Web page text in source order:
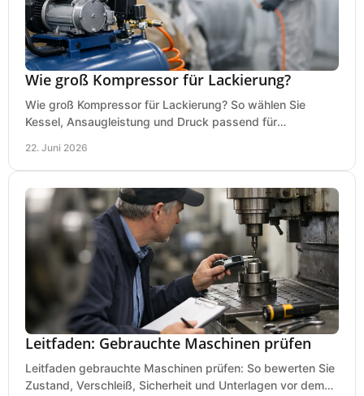
Wie groß Kompressor für Lackierung?
Wie groß Kompressor für Lackierung? So wählen Sie
Kessel, Ansaugleistung und Druck passend für
22. Juni 2026
Leitfaden: Gebrauchte Maschinen prüfen
Leitfaden gebrauchte Maschinen prüfen: So bewerten Sie
Zustand, Verschleiß, Sicherheit und Unterlagen vor dem